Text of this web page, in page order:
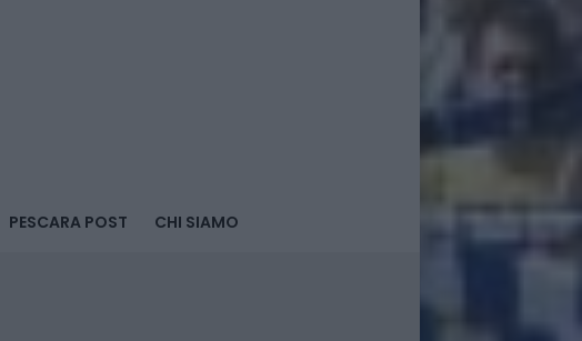
PESCARA POST CHI SIAMO